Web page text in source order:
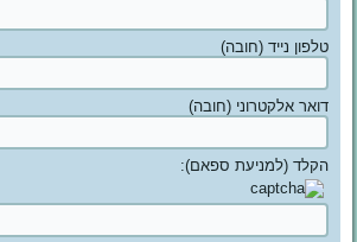
טלפון נייד (חובה)
דואר אלקטרוני (חובה)
הקלד (למניעת ספאם):